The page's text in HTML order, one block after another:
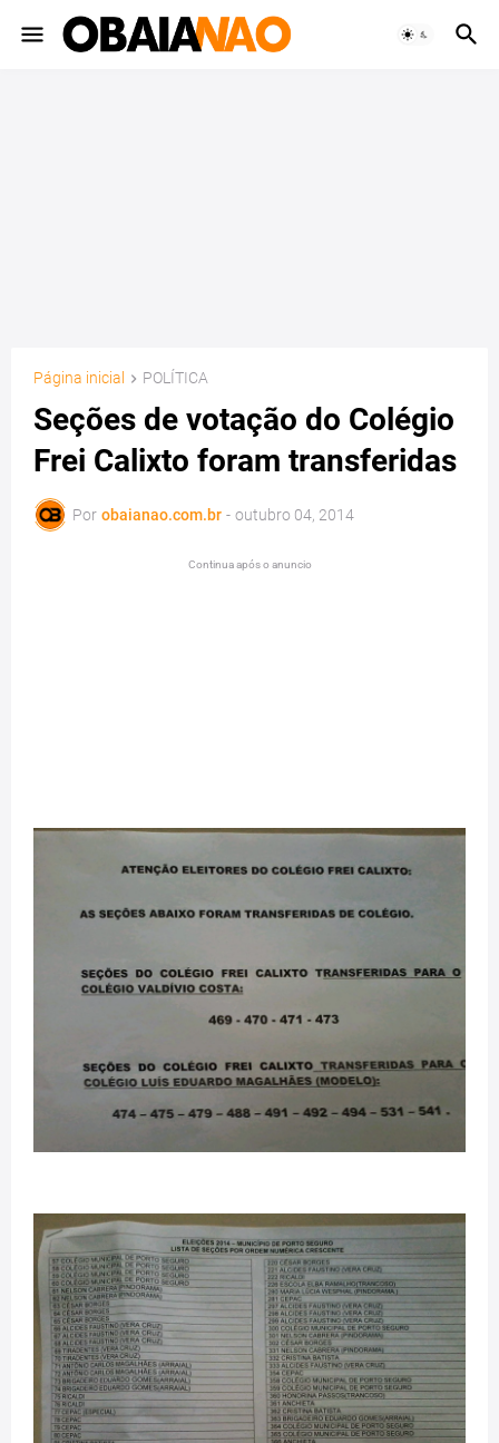
Página inicial POLÍTICA
Seções de votação do Colégio
Frei Calixto foram transferidas
Por obaianao.com.br - outubro 04, 2014
Continua após o anuncio